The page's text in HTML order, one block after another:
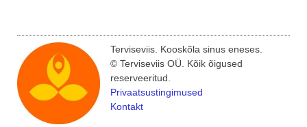
Terviseviis. Kooskõla sinus eneses.
© Terviseviis OÜ. Kõik õigused
reserveeritud.
Privaatsustingimused
Kontakt